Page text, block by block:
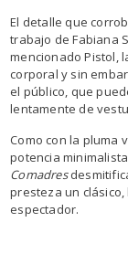
El detalle que
trabajo de Fabiana
mencionado Pistol,
corporal y sin
el público, que
lentamente de
Como con la pluma
potencia
Comadres
presteza un
espectador.